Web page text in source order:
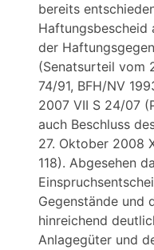
bereits
Haftungsbescheid
der
(Senatsurteil vom
74/91, BFH/NV
2007 VII S 24/07
auch Beschluss
27. Oktober 2008
118). Abgesehen
Gegenstände und
hinreichend
Anlagegüter und